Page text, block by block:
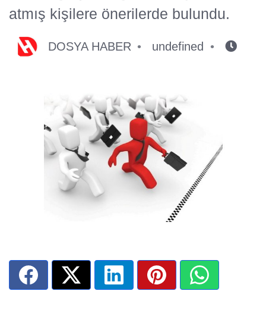
atmış kişilere önerilerde bulundu.
DOSYA HABER undefined